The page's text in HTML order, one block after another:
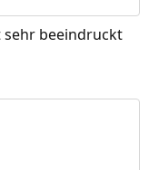
sehr beeindruckt